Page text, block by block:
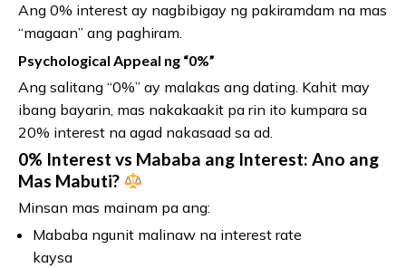
Ang 0% interest ay nagbibigay ng pakiramdam na mas
“magaan” ang paghiram.
Psychological Appeal ng “0%”
Ang salitang “0%” ay malakas ang dating. Kahit may
ibang bayarin, mas nakakaakit pa rin ito kumpara sa
20% interest na agad nakasaad sa ad.
0% Interest vs Mababa ang Interest: Ano ang
Mas Mabuti?
Minsan mas mainam pa ang:
Mababa ngunit malinaw na interest rate
kaysa